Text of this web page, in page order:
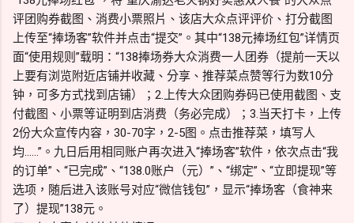
评团购券截图、消费小票照片、该店大众点评评价、打分截图
上传至“捧场客”软件并点击“提交”。其中“138元捧场红包”详情页
面“使用规则”载明：“138捧场券大众消费一人团券（提前一天以
上要有浏览附近店铺并收藏、分享、推荐菜点赞等行为数10分
钟，可多方式找到店铺）；2.上传大众团购券码已使用截图、支
付截图、小票等证明到店消费（务必完成）；3.当天打卡，上传
2份大众宣传内容，30-70字，2-5图。点击推荐菜，填写人
均……”。九日后用相同账户再次进入“捧场客”软件，依次点击“我
的订单”、“已完成”、“138.0账户（元）”、“绑定”、“立即提现”等
选项，随后进入该账号对应“微信钱包”，显示“捧场客（食神来
了）提现”138元。